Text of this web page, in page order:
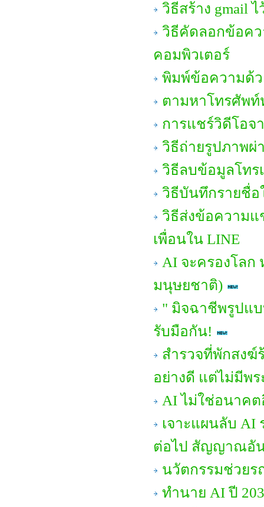
วิธีสร้าง gmail ไ
วิธีคัดลอกข้อคว
คอมพิวเตอร์
พิมพ์ข้อความด้
ตามหาโทรศัพท์
การแชร์วิดีโอจ
วิธีถ่ายรูปภาพผ่
วิธีลบข้อมูลโทร
วิธีบันทึกรายชื่
วิธีส่งข้อความแ
เพื่อนใน LINE
AI จะครองโลก
มนุษยชาติ)
" มิจฉาชีพรูปแ
รับมือกัน!
สำรวจที่พักสงฆ์
อย่างดี แต่ไม่มีพร
AI ไม่ใช่อนาค
เจาะแผนลับ AI
ต่อไป สัญญาณอัน
นวัตกรรมช่วยร
ทำนาย AI ปี